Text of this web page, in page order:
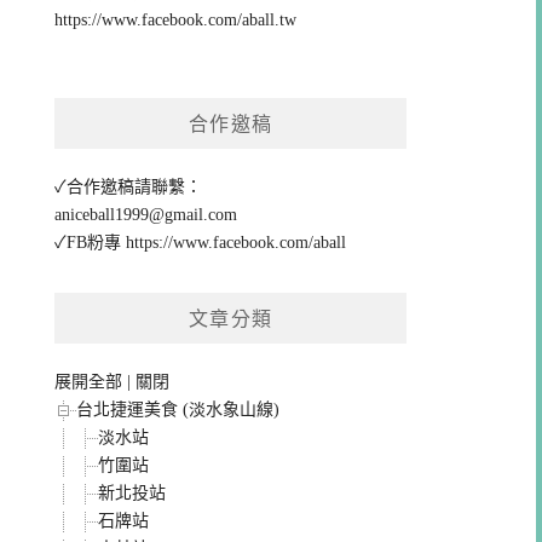
https://www.facebook.com/aball.tw
合作邀稿
✓合作邀稿請聯繫：
aniceball1999@gmail.com
✓FB粉專https://www.facebook.com/aball
文章分類
展開全部
關閉
台北捷運美食 (淡水象山線)
淡水站
竹圍站
新北投站
石牌站